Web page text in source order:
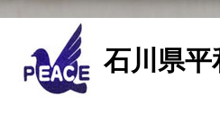
石川県